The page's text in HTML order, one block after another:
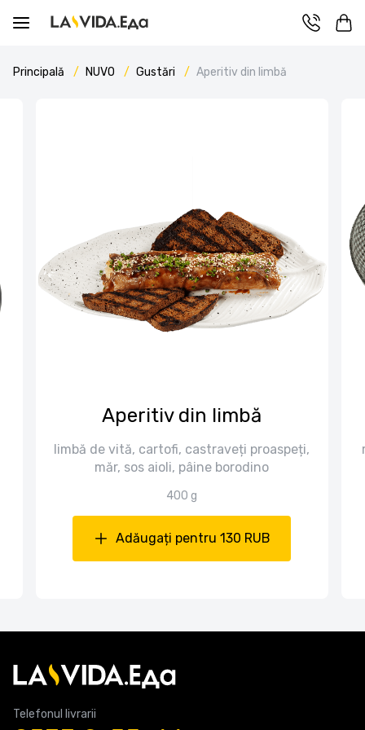
Principală NUVO Gustări Aperitiv din limbă
Aperitiv din limbă
limbă de vită, cartofi, castraveți proaspeți,
măr, sos aioli, pâine borodino
400 g
Adăugați pentru 130 RUB
Telefonul livrarii